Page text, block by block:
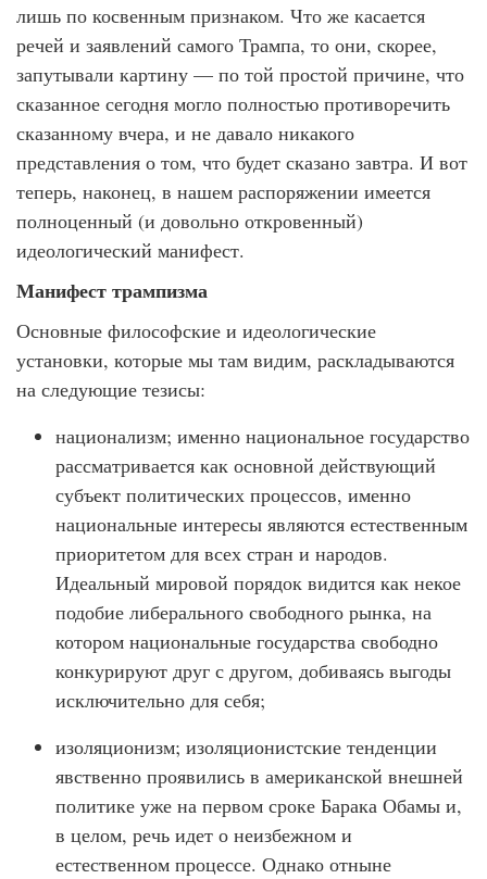
лишь по косвенным признаком. Что же касается
речей и заявлений самого Трампа, то они, скорее,
запутывали картину — по той простой причине, что
сказанное сегодня могло полностью противоречить
сказанному вчера, и не давало никакого
представления о том, что будет сказано завтра. И вот
теперь, наконец, в нашем распоряжении имеется
полноценный (и довольно откровенный)
идеологический манифест.
Манифест трампизма
Основные философские и идеологические
установки, которые мы там видим, раскладываются
на следующие тезисы:
национализм; именно национальное государство
рассматривается как основной действующий
субъект политических процессов, именно
национальные интересы являются естественным
приоритетом для всех стран и народов.
Идеальный мировой порядок видится как некое
подобие либерального свободного рынка, на
котором национальные государства свободно
конкурируют друг с другом, добиваясь выгоды
исключительно для себя;
изоляционизм; изоляционистские тенденции
явственно проявились в американской внешней
политике уже на первом сроке Барака Обамы и,
в целом, речь идет о неизбежном и
естественном процессе. Однако отныне